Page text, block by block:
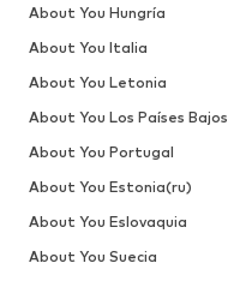
About You Hungría
About You Italia
About You Letonia
About You Los Países Bajos
About You Portugal
About You Estonia(ru)
About You Eslovaquia
About You Suecia